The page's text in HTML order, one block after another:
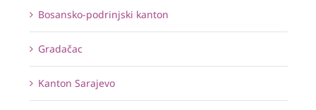
Bosansko-podrinjski kanton
Gradačac
Kanton Sarajevo